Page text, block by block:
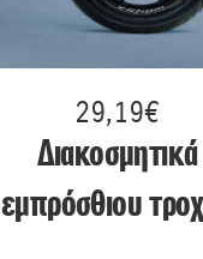
29,19€
Διακοσμητικά
εμπρόσθιου